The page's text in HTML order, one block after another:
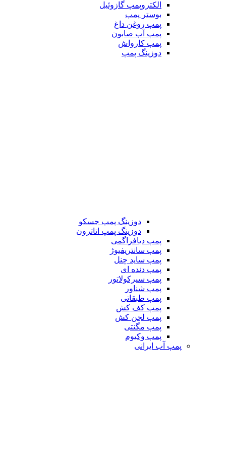
الکتروپمپ گازوئیل
بوستر پمپ
پمپ روغن داغ
پمپ آب صابون
پمپ کارواش
دوزینگ پمپ
دوزینگ پمپ جسکو
دوزینگ پمپ اتاترون
پمپ دیافراگمی
پمپ سانتریفیوژ
پمپ ساید چنل
پمپ دنده ای
پمپ سیرکولاتور
پمپ شناور
پمپ طبقاتی
پمپ کف کش
پمپ لجن کش
پمپ مگنتی
پمپ وکیوم
پمپ آب ایرانی